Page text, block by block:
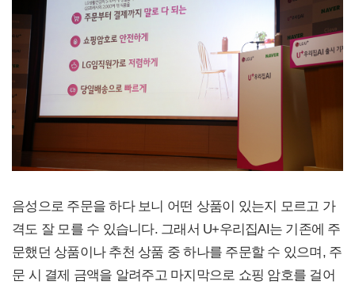
음성으로 주문을 하다 보니 어떤 상품이 있는지 모르고 가
격도 잘 모를 수 있습니다. 그래서 U+우리집AI는 기존에 주
문했던 상품이나 추천 상품 중 하나를 주문할 수 있으며, 주
문 시 결제 금액을 알려주고 마지막으로 쇼핑 암호를 걸어